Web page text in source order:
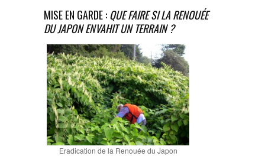
MISE EN GARDE :QUE FAIRE SI LA RENOUÉE
DU JAPON ENVAHIT UN TERRAIN ?
Eradication de la Renouée du Japon